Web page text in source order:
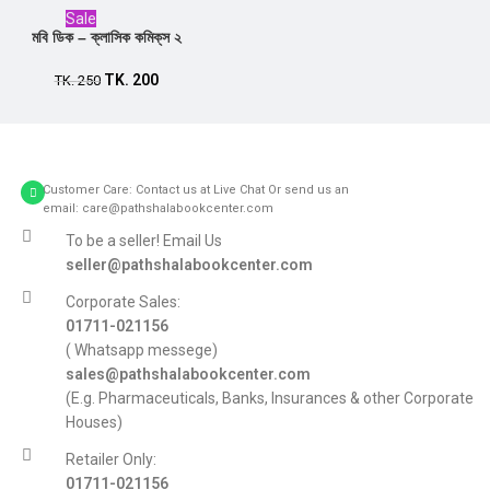
Sale
Add to cart
মবি ডিক – ক্লাসিক কমিক্‌স ২
TK.250 TK. 200
Customer Care: Contact us at Live Chat Or send us an
email: care@pathshalabookcenter.com
To be a seller! Email Us
seller@pathshalabookcenter.com
Corporate Sales:
01711-021156
( Whatsapp messege)
sales@pathshalabookcenter.com
(E.g. Pharmaceuticals, Banks, Insurances & other Corporate
Houses)
Retailer Only:
01711-021156